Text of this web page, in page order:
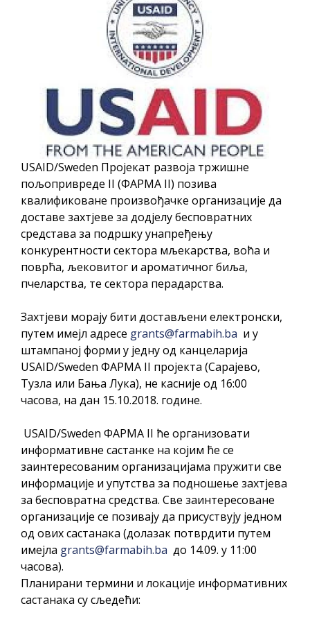
ПРЕЛИМИНАРНA РАНГ ЛИСТA
КАНДИДАТА КОЈИ СУ ОСТВАРИЛИ ПРАВО
НА ГРАДСКИ МЈЕСЕЧНИ БОРАЧКИ
ДОДАТАК ЗА ДЕМОБИЛИСАНЕ БОРЦЕ
ВОЈСКЕ РЕПУБЛИКЕ СРПСКЕ У СТАЊУ
СОЦИЈАЛНЕ ПОТРЕБЕ
Обрасци захтјева за регресирано
гориво доступни од 13. марта до 15.
новембра
Захтјев за издавање ПОНОСНЕ КАРТИЦЕ
Обавјештење о забрани саобраћаја 6. и
7. августа
Обавјештење за предузетника - Вера
USAID/Sweden Пројекат развоја тржишне
пољопривреде II (ФАРМА II) позива
квалификоване произвођачке организације да
доставе захтјеве за додјелу бесповратних
средстава за подршку унапређењу
конкурентности сектора мљекарства, воћа и
поврћа, љековитог и ароматичног биља,
пчеларства, те сектора перадарства.
Захтјеви морају бити достављени електронски,
путем имејл адресе grants@farmabih.ba и у
штампаној форми у једну од канцеларија
USAID/Sweden ФАРМА II пројекта (Сарајево,
Тузла или Бања Лука), не касније од 16:00
часова, на дан 15.10.2018. године.
USAID/Sweden ФАРМА II ће организовати
информативне састанке на којим ће се
заинтересованим организацијама пружити све
информације и упутства за подношење захтјева
за бесповратна средства. Све заинтересоване
организације се позивају да присуствују једном
од ових састанака (долазак потврдити путем
имејла grants@farmabih.ba до 14.09. у 11:00
часова).
Планирани термини и локације информативних
састанака су сљедећи: